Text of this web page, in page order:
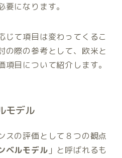
になります。
じて項目は変わってくるこ
の際の参考として、欧米と
目について紹介します。
モデル
スの評価として８つの観点
ベルモデル 」と呼ばれるも